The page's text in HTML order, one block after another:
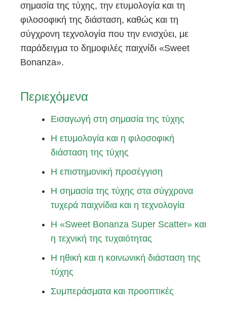
σημασία της τύχης, την ετυμολογία και τη
φιλοσοφική της διάσταση, καθώς και τη
σύγχρονη τεχνολογία που την ενισχύει, με
παράδειγμα το δημοφιλές παιχνίδι «Sweet
Bonanza».
Περιεχόμενα
Εισαγωγή στη σημασία της τύχης
Η ετυμολογία και η φιλοσοφική
διάσταση της τύχης
Η επιστημονική προσέγγιση
Η σημασία της τύχης στα σύγχρονα
τυχερά παιχνίδια και η τεχνολογία
Η «Sweet Bonanza Super Scatter» και
η τεχνική της τυχαιότητας
Η ηθική και η κοινωνική διάσταση της
τύχης
Συμπεράσματα και προοπτικές